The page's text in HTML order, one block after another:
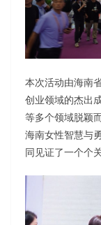
本次活动由海南
创业领域的杰出
等多个领域脱颖
海南女性智慧与
同见证了一个个